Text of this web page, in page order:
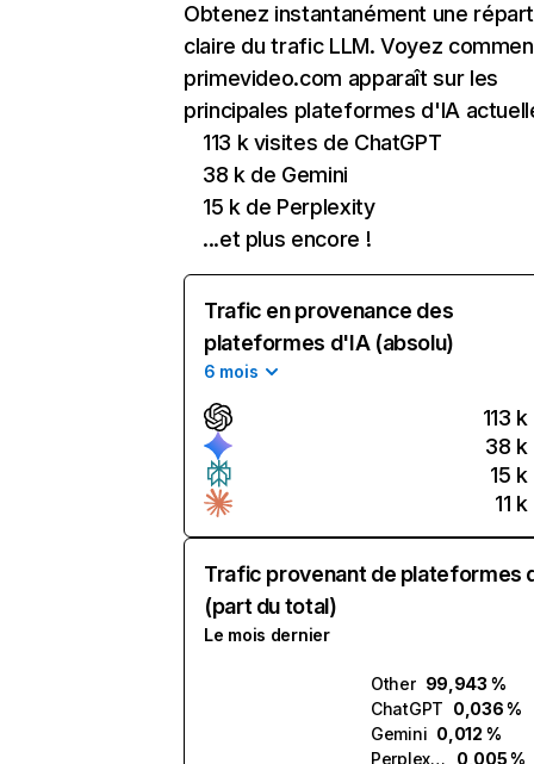
Obtenez instantanément une
claire du trafic LLM. Voyez
primevideo.com apparaît sur les
principales plateformes d'IA
113 k visites de ChatGPT
38 k de Gemini
15 k de Perplexity
...et plus encore !
Trafic en provenance des
plateformes d'IA (absolu)
6 mois
113 k
38 k
15 k
11 k
Trafic provenant de plateformes
(part du total)
Le mois dernier
Other 99,943 %
ChatGPT 0,036 %
Gemini 0,012 %
Perplexity
0,005 %